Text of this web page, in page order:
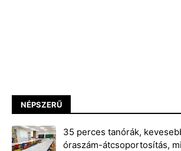
NÉPSZERŰ
35 perces tanórák,
óraszám-átcsoportosítás,